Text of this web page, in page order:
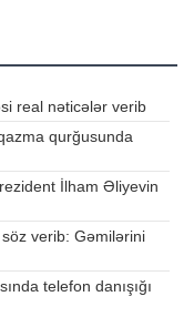
real nəticələr verib
qurğusunda
İlham Əliyevin
verib: Gəmilərini
telefon danışığı